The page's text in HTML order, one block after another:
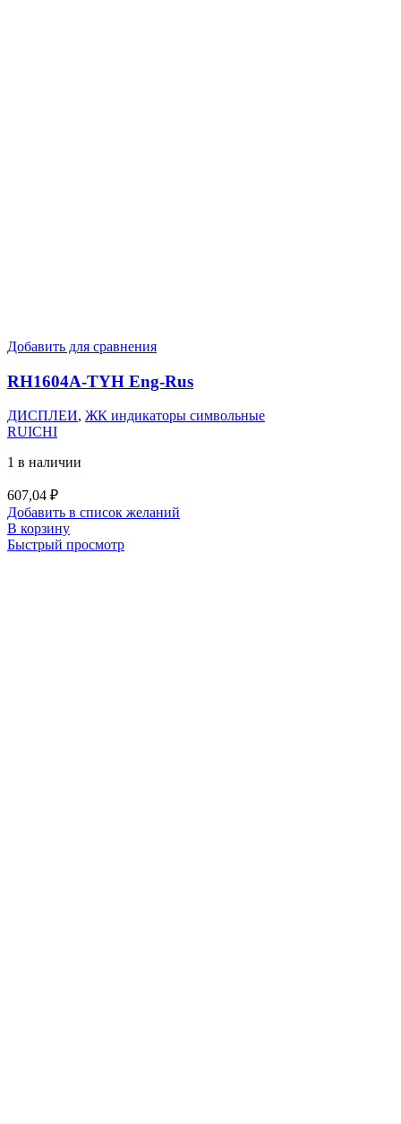
Добавить для сравнения
RH1604A-TYH Eng-Rus
ДИСПЛЕИ, ЖК индикаторы символьные
RUICHI
1 в наличии
607,04 ₽
Добавить в список желаний
В корзину
Быстрый просмотр